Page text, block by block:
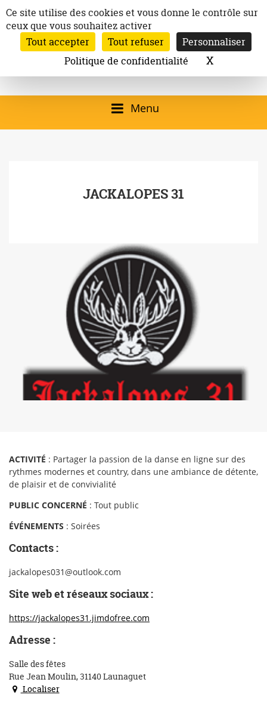
au
contenu
Ville de
Launaguet
Site officiel de la
Mairie de
Launaguet (31140)
qui présente la ville,
programmation
associative,…
Inscription à la newsletter
Email:
Rechercher
Menu
JACKALOPES 31
ACTIVITÉ : Partager la passion de la danse en ligne sur des
rythmes modernes et country, dans une ambiance de détente,
de plaisir et de convivialité
PUBLIC CONCERNÉ : Tout public
ÉVÉNEMENTS : Soirées
Contacts :
jackalopes031@outlook.com
Site web et réseaux sociaux :
https://jackalopes31.jimdofree.com
Adresse :
Salle des fêtes
Rue Jean Moulin, 31140 Launaguet
Localiser
Panneau de gestion des cookies
Ce site utilise des cookies et vous donne le contrôle sur
ceux que vous souhaitez activer
Tout accepter
Tout refuser
Personnaliser
Politique de confidentialité
XMasquer